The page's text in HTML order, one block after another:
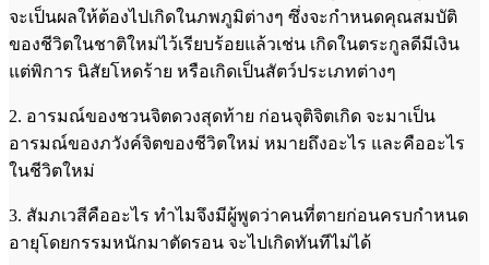
จะเป็นผลให้ต้องไปเกิดในภพภูมิต่างๆ ซึ่งจะกำหนดคุณสมบัติ
ของชีวิตในชาติใหม่ไว้เรียบร้อยแล้วเช่น เกิดในตระกูลดีมีเงิน
แต่พิการ นิสัยโหดร้าย หรือเกิดเป็นสัตว์ประเภทต่างๆ
2. อารมณ์ของชวนจิตดวงสุดท้าย ก่อนจุติจิตเกิด จะมาเป็น
อารมณ์ของภวังค์จิตของชีวิตใหม่ หมายถึงอะไร และคืออะไร
ในชีวิตใหม่
3. สัมภเวสีคืออะไร ทำไมจึงมีผู้พูดว่าคนที่ตายก่อนครบกำหนด
อายุโดยกรรมหนักมาตัดรอน จะไปเกิดทันทีไม่ได้